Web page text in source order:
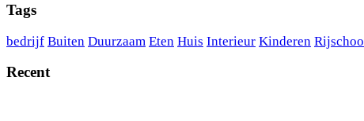
Tags
bedrijf Buiten Duurzaam Eten Huis Interieur Kinderen
Recent